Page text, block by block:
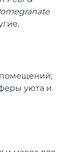
уюта и